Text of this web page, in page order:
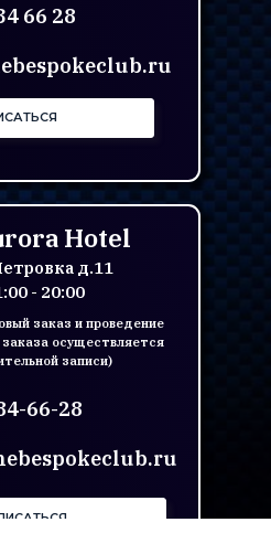
заказ и проведение
осуществляется
записи)
- 20:00
д.11
Hotel
66-28
66 28